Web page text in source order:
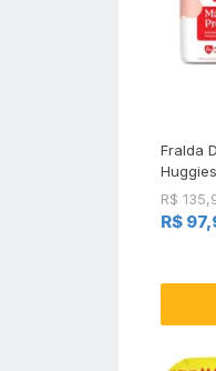
Fralda
Pacote
Pague
R$
R$